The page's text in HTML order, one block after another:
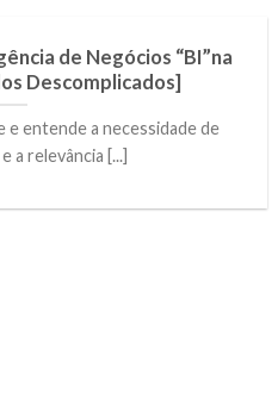
de Negócios “BI”na
Descomplicados]
e entende a necessidade de
a relevância [...]